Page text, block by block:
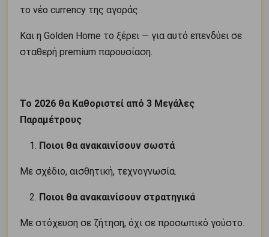
το νέο currency της αγοράς.
Και η Golden Home το ξέρει — για αυτό επενδύει σε
σταθερή premium παρουσίαση.
Το 2026 θα Καθοριστεί από 3 Μεγάλες
Παραμέτρους
Ποιοι θα ανακαινίσουν σωστά
Με σχέδιο, αισθητική, τεχνογνωσία.
Ποιοι θα ανακαινίσουν στρατηγικά
Με στόχευση σε ζήτηση, όχι σε προσωπικό γούστο.